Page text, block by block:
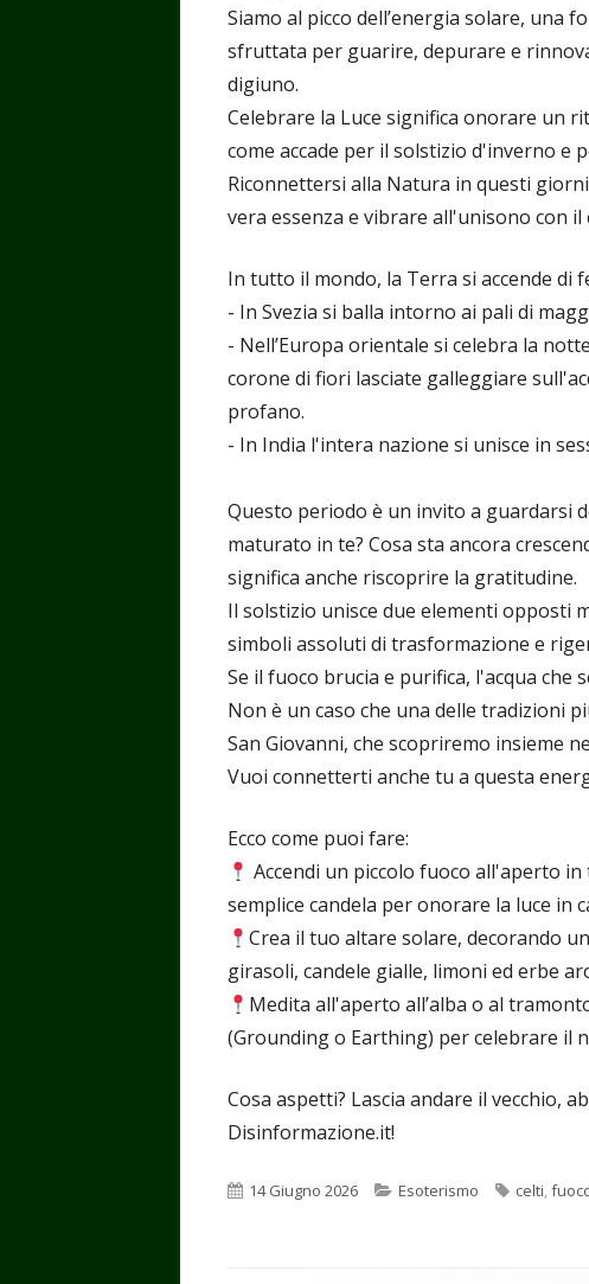
Siamo al picco dell’energia solare, una
sfruttata per guarire, depurare e
digiuno.
Celebrare la Luce significa onorare un
come accade per il solstizio d'inverno e
Riconnettersi alla Natura in questi
vera essenza e vibrare all'unisono con il
In tutto il mondo, la Terra si accende di
- In Svezia si balla intorno ai pali di
- Nell’Europa orientale si celebra la
corone di fiori lasciate galleggiare
profano.
- In India l'intera nazione si unisce in
Questo periodo è un invito a guardarsi
maturato in te? Cosa sta ancora
significa anche riscoprire la gratitudine.
Il solstizio unisce due elementi opposti
simboli assoluti di trasformazione e
Se il fuoco brucia e purifica, l'acqua che
Non è un caso che una delle tradizioni
San Giovanni, che scopriremo insieme
Vuoi connetterti anche tu a questa
Ecco come puoi fare:
Accendi un piccolo fuoco all'aperto
semplice candela per onorare la luce in
Crea il tuo altare solare, decorando
girasoli, candele gialle, limoni ed erbe
Medita all'aperto all’alba o al
(Grounding o Earthing) per celebrare il
Cosa aspetti? Lascia andare il vecchio,
Disinformazione.it!
Pubblicato
14 Giugno 2026 Categorie
Esoterismo Tag
celti,